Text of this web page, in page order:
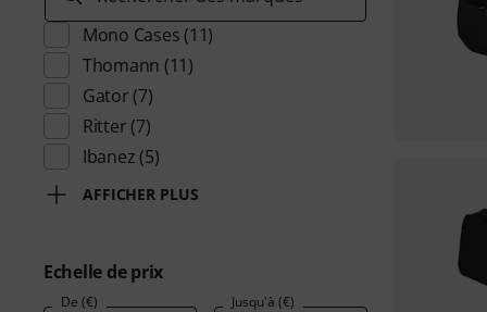
Mono Cases (11)
Thomann (11)
Gator (7)
Ritter (7)
Ibanez (5)
AFFICHER PLUS
Echelle de prix
De (€) Jusqu'à (€)